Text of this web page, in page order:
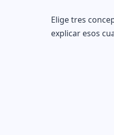
Elige tres
explicar esos